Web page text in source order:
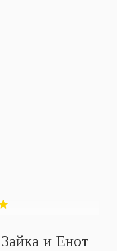
и Енот